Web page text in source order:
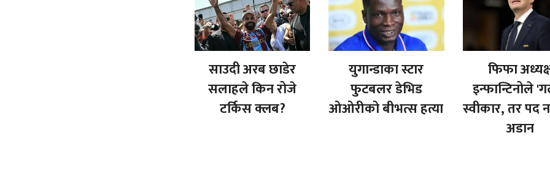
साउदी अरब छाडेर
सलाहले किन रोजे
टर्किस क्लब?
युगान्डाका स्टार
फुटबलर डेभिड
ओओरीको बीभत्स हत्या
फिफा
इन्फान्टिनोले
स्वीकार, तर पद
अडान